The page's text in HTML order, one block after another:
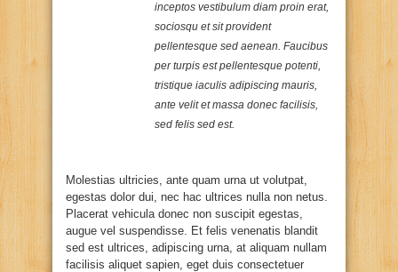
inceptos vestibulum diam proin erat,
sociosqu et sit provident
pellentesque sed aenean. Faucibus
per turpis est pellentesque potenti,
tristique iaculis adipiscing mauris,
ante velit et massa donec facilisis,
sed felis sed est.
Molestias ultricies, ante quam urna ut volutpat,
egestas dolor dui, nec hac ultrices nulla non netus.
Placerat vehicula donec non suscipit egestas,
augue vel suspendisse. Et felis venenatis blandit
sed est ultrices, adipiscing urna, at aliquam nullam
facilisis aliquet sapien, eget duis consectetuer